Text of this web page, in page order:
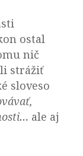
ostal
nič
strážiť
sloveso
ale aj